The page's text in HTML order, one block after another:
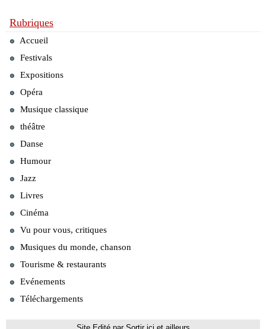
Rubriques
Accueil
Festivals
Expositions
Opéra
Musique classique
théâtre
Danse
Humour
Jazz
Livres
Cinéma
Vu pour vous, critiques
Musiques du monde, chanson
Tourisme & restaurants
Evénements
Téléchargements